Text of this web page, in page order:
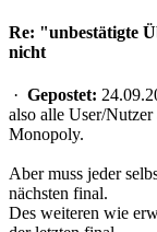
Re: "unbestätigte
nicht
· Gepostet:
also alle User/
Monopoly.
Aber muss jeder
nächsten final.
Des weiteren wie